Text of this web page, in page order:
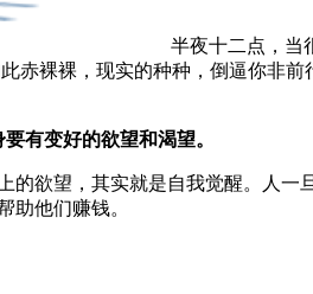
半夜十二点，当
赤裸裸，现实的种种，倒逼你非
有变好的欲望和渴望。
欲望，其实就是自我觉醒。人
助他们赚钱。